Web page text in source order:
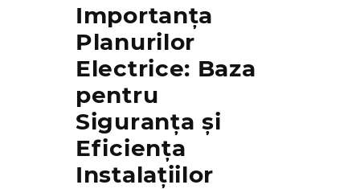
Importanța
Planurilor
Electrice: Baza
pentru
Siguranța și
Eficiența
Instalațiilor